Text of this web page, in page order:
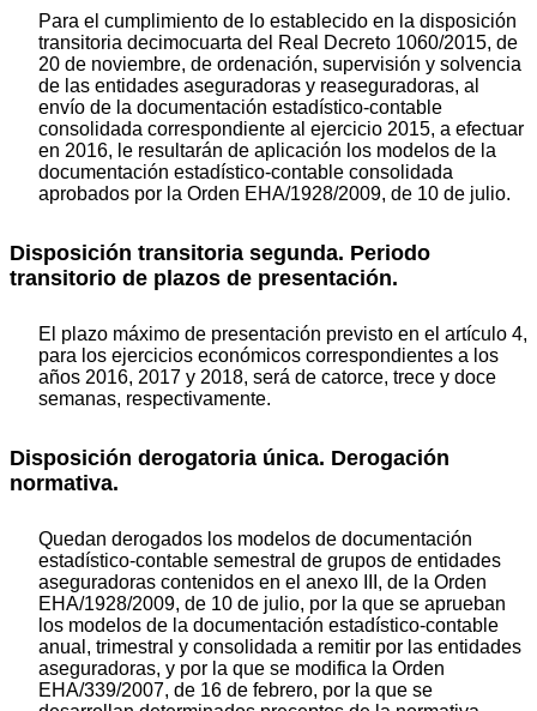
Para el cumplimiento de lo establecido en la disposición
transitoria decimocuarta del Real Decreto 1060/2015, de
20 de noviembre, de ordenación, supervisión y solvencia
de las entidades aseguradoras y reaseguradoras, al
envío de la documentación estadístico-contable
consolidada correspondiente al ejercicio 2015, a efectuar
en 2016, le resultarán de aplicación los modelos de la
documentación estadístico-contable consolidada
aprobados por la Orden EHA/1928/2009, de 10 de julio.
Disposición transitoria segunda. Periodo
transitorio de plazos de presentación.
El plazo máximo de presentación previsto en el artículo 4,
para los ejercicios económicos correspondientes a los
años 2016, 2017 y 2018, será de catorce, trece y doce
semanas, respectivamente.
Disposición derogatoria única. Derogación
normativa.
Quedan derogados los modelos de documentación
estadístico-contable semestral de grupos de entidades
aseguradoras contenidos en el anexo III, de la Orden
EHA/1928/2009, de 10 de julio, por la que se aprueban
los modelos de la documentación estadístico-contable
anual, trimestral y consolidada a remitir por las entidades
aseguradoras, y por la que se modifica la Orden
EHA/339/2007, de 16 de febrero, por la que se